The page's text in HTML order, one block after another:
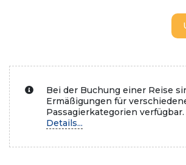
Bei der Buchung einer Reise
Ermäßigungen für
Passagierkategorien verfügbar.
Details...